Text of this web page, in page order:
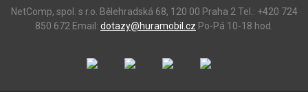
NetComp, spol. s r.o. Bělehradská 68, 120 00 Praha 2 Tel.: +420 724
850 672 Email: dotazy@huramobil.cz Po-Pá 10-18 hod.